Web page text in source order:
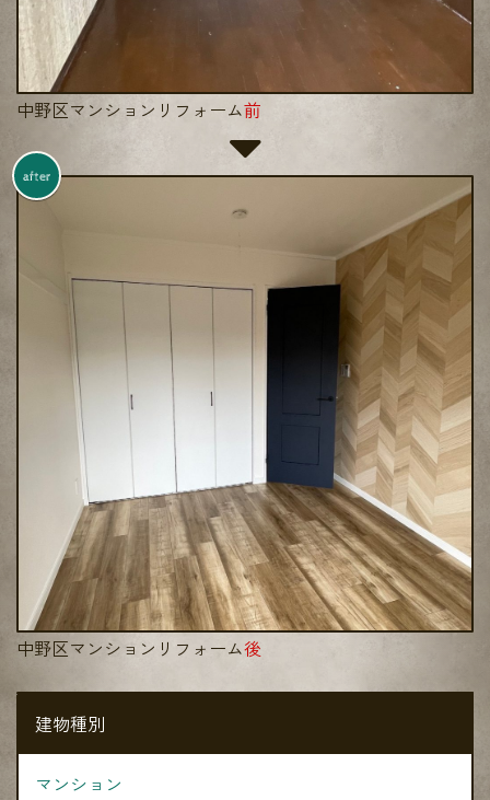
中野区マンションリフォーム前
after
中野区マンションリフォーム後
建物種別
マンション